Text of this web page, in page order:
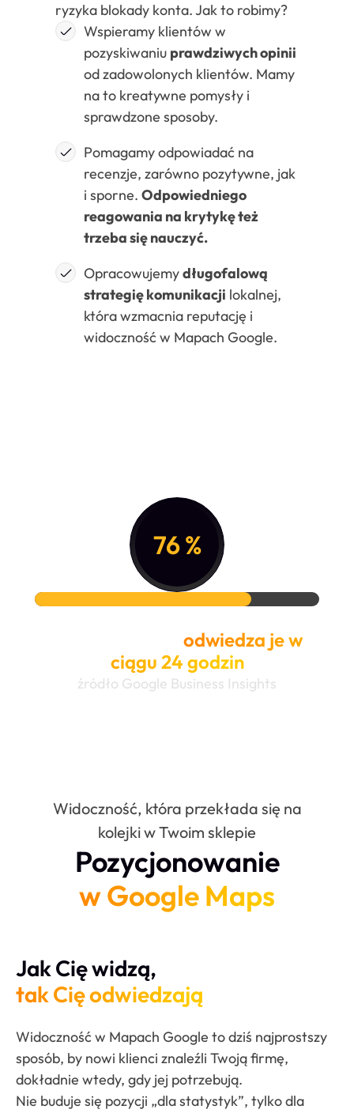
ryzyka blokady konta. Jak to robimy?
Wspieramy klientów w
pozyskiwaniu prawdziwych opinii
od zadowolonych klientów. Mamy
na to kreatywne pomysły i
sprawdzone sposoby.
Pomagamy odpowiadać na
recenzje, zarówno pozytywne, jak
i sporne. Odpowiedniego
reagowania na krytykę też
trzeba się nauczyć.
Opracowujemydługofalową
strategię komunikacji lokalnej,
która wzmacnia reputację i
widoczność w Mapach Google.
76%
odwiedza je w
ciągu 24 godzin
źródło Google Business Insights
Widoczność, która przekłada się na
kolejki w Twoim sklepie
Pozycjonowanie
w Google Maps
Jak Cię widzą,
tak Cię odwiedzają
Widoczność w Mapach Google to dziś najprostszy
sposób, by nowi klienci znaleźli Twoją firmę,
dokładnie wtedy, gdy jej potrzebują.
Nie buduje się pozycji „dla statystyk”, tylko dla